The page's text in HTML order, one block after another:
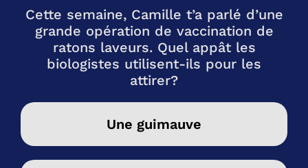
Cette semaine, Camille t’a parlé d’une
grande opération de vaccination de
ratons laveurs. Quel appât les
biologistes utilisent-ils pour les
attirer?
Une guimauve